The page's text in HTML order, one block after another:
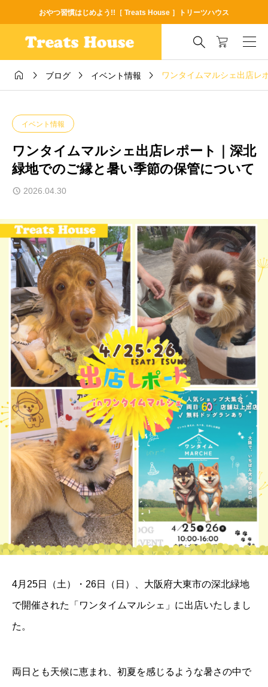
おやつ習慣はじめよう!!［ Treats House ］トリーツハウス

  ブログ  イベント情報  ワンタイムマルシェ出店レ
イベント情報
ワンタイムマルシェ出店レポート｜深北
緑地でのご縁と暑い季節の保管について
2026.04.30
4月25日（土）・26日（日）、大阪府大東市の深北緑地
で開催された「ワンタイムマルシェ」に出店いたしまし
た。
両日とも天候に恵まれ、初夏を感じるような暑さの中で